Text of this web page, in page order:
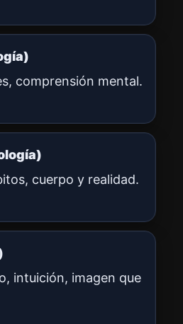
comprensión mental.
cuerpo y realidad.
intuición, imagen que